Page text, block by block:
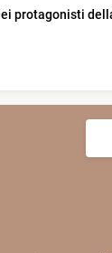
protagonisti